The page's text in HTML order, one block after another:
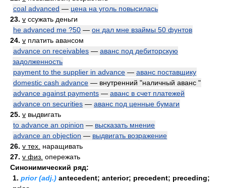
coal advanced — цена на уголь повысилась
23. v ссужать деньги
he advanced me ?50 — он дал мне взаймы 50 фунтов
24. v платить авансом
advance on receivables — аванс под дебиторскую
задолженность
payment to the supplier in advance — аванс поставщику
domestic cash advance — внутренний "наличный аванс "
advance against payments — аванс в счет платежей
advance on securities — аванс под ценные бумаги
25. v выдвигать
to advance an opinion — высказать мнение
advance an objection — выдвигать возражение
26. v тех. наращивать
27. v физ. опережать
Синонимический ряд:
1. prior (adj.) antecedent; anterior; precedent; preceding;